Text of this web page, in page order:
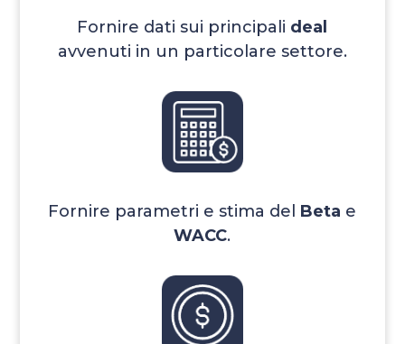
Fornire dati sui principali deal
avvenuti in un particolare settore.
Fornire parametri e stima del Beta e
WACC.